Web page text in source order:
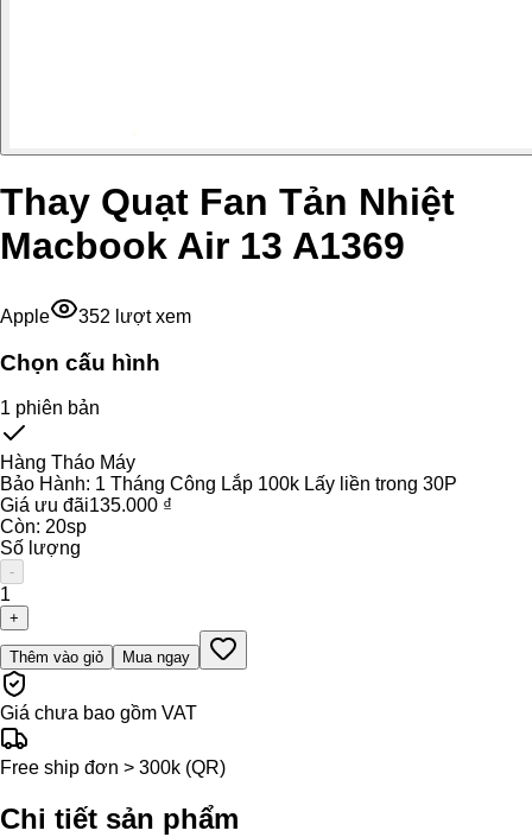
Thay Quạt Fan Tản Nhiệt
Macbook Air 13 A1369
Apple 352 lượt xem
Chọn cấu hình
1 phiên bản
Hàng Tháo Máy
Bảo Hành: 1 Tháng Công Lắp 100k Lấy liền trong 30P
Giá ưu đãi135.000 ₫
Còn: 20sp
Số lượng
-
1
+
Thêm vào giỏ Mua ngay
Giá chưa bao gồm VAT
Free ship đơn > 300k (QR)
Chi tiết sản phẩm